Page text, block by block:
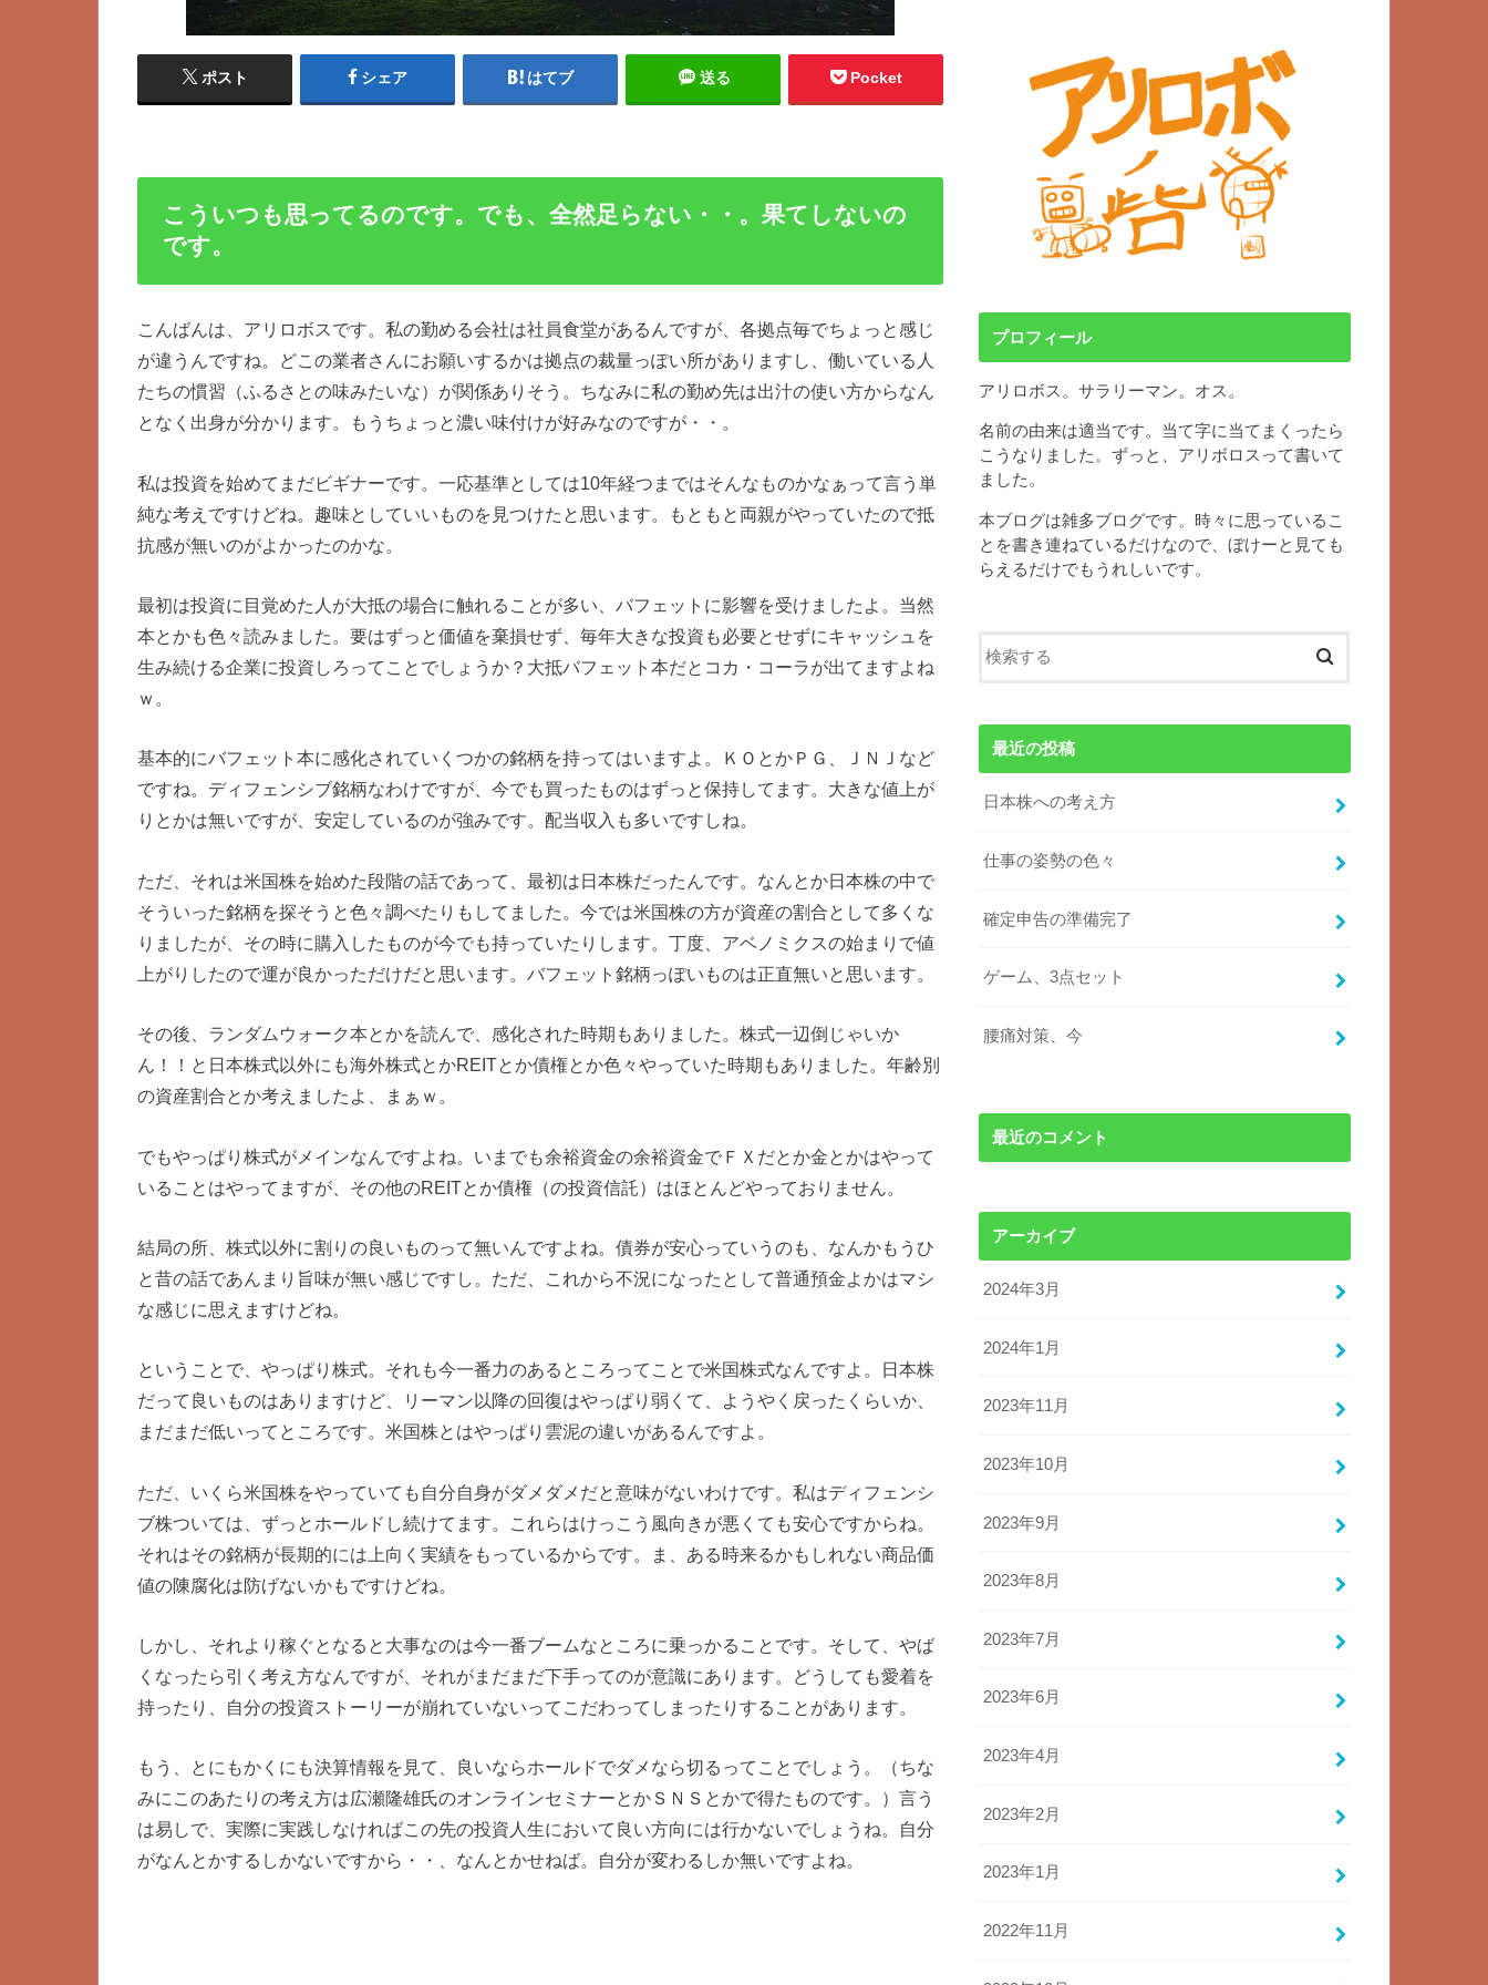
ポスト シェア はてブ 送る Pocket
こういつも思ってるのです。でも、全然足らない・・。果てしないの
です。
こんばんは、アリロボスです。私の勤める会社は社員食堂があるんですが、各拠点毎でちょっと感じ
が違うんですね。どこの業者さんにお願いするかは拠点の裁量っぽい所がありますし、働いている人
たちの慣習（ふるさとの味みたいな）が関係ありそう。ちなみに私の勤め先は出汁の使い方からなん
となく出身が分かります。もうちょっと濃い味付けが好みなのですが・・。
私は投資を始めてまだビギナーです。一応基準としては10年経つまではそんなものかなぁって言う単
純な考えですけどね。趣味としていいものを見つけたと思います。もともと両親がやっていたので抵
抗感が無いのがよかったのかな。
最初は投資に目覚めた人が大抵の場合に触れることが多い、バフェットに影響を受けましたよ。当然
本とかも色々読みました。要はずっと価値を棄損せず、毎年大きな投資も必要とせずにキャッシュを
生み続ける企業に投資しろってことでしょうか？大抵バフェット本だとコカ・コーラが出てますよね
ｗ。
基本的にバフェット本に感化されていくつかの銘柄を持ってはいますよ。ＫＯとかＰＧ、ＪＮＪなど
ですね。ディフェンシブ銘柄なわけですが、今でも買ったものはずっと保持してます。大きな値上が
りとかは無いですが、安定しているのが強みです。配当収入も多いですしね。
ただ、それは米国株を始めた段階の話であって、最初は日本株だったんです。なんとか日本株の中で
そういった銘柄を探そうと色々調べたりもしてました。今では米国株の方が資産の割合として多くな
りましたが、その時に購入したものが今でも持っていたりします。丁度、アベノミクスの始まりで値
上がりしたので運が良かっただけだと思います。バフェット銘柄っぽいものは正直無いと思います。
その後、ランダムウォーク本とかを読んで、感化された時期もありました。株式一辺倒じゃいか
ん！！と日本株式以外にも海外株式とかREITとか債権とか色々やっていた時期もありました。年齢別
の資産割合とか考えましたよ、まぁｗ。
でもやっぱり株式がメインなんですよね。いまでも余裕資金の余裕資金でＦＸだとか金とかはやって
いることはやってますが、その他のREITとか債権（の投資信託）はほとんどやっておりません。
結局の所、株式以外に割りの良いものって無いんですよね。債券が安心っていうのも、なんかもうひ
と昔の話であんまり旨味が無い感じですし。ただ、これから不況になったとして普通預金よかはマシ
な感じに思えますけどね。
ということで、やっぱり株式。それも今一番力のあるところってことで米国株式なんですよ。日本株
だって良いものはありますけど、リーマン以降の回復はやっぱり弱くて、ようやく戻ったくらいか、
まだまだ低いってところです。米国株とはやっぱり雲泥の違いがあるんですよ。
ただ、いくら米国株をやっていても自分自身がダメダメだと意味がないわけです。私はディフェンシ
ブ株ついては、ずっとホールドし続けてます。これらはけっこう風向きが悪くても安心ですからね。
それはその銘柄が長期的には上向く実績をもっているからです。ま、ある時来るかもしれない商品価
値の陳腐化は防げないかもですけどね。
しかし、それより稼ぐとなると大事なのは今一番ブームなところに乗っかることです。そして、やば
くなったら引く考え方なんですが、それがまだまだ下手ってのが意識にあります。どうしても愛着を
持ったり、自分の投資ストーリーが崩れていないってこだわってしまったりすることがあります。
もう、とにもかくにも決算情報を見て、良いならホールドでダメなら切るってことでしょう。（ちな
みにこのあたりの考え方は広瀬隆雄氏のオンラインセミナーとかＳＮＳとかで得たものです。）言う
は易しで、実際に実践しなければこの先の投資人生において良い方向には行かないでしょうね。自分
がなんとかするしかないですから・・、なんとかせねば。自分が変わるしか無いですよね。
プロフィール
アリロボス。サラリーマン。オス。
名前の由来は適当です。当て字に当てまくったら
こうなりました。ずっと、アリボロスって書いて
ました。
本ブログは雑多ブログです。時々に思っているこ
とを書き連ねているだけなので、ぼけーと見ても
らえるだけでもうれしいです。
最近の投稿
日本株への考え方
仕事の姿勢の色々
確定申告の準備完了
ゲーム、3点セット
腰痛対策、今
最近のコメント
アーカイブ
2024年3月
2024年1月
2023年11月
2023年10月
2023年9月
2023年8月
2023年7月
2023年6月
2023年4月
2023年2月
2023年1月
2022年11月